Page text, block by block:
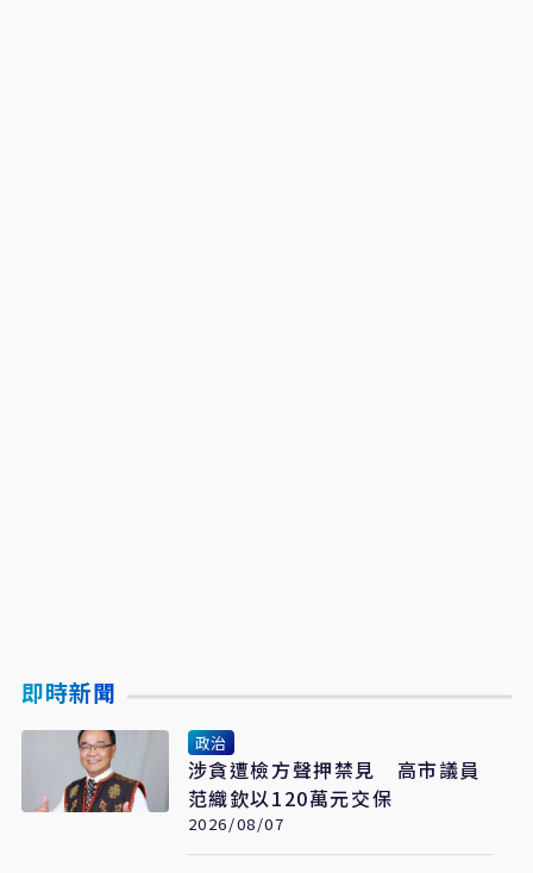
即時新聞
政治
涉貪遭檢方聲押禁見 高市議員
范織欽以120萬元交保
2026/08/07